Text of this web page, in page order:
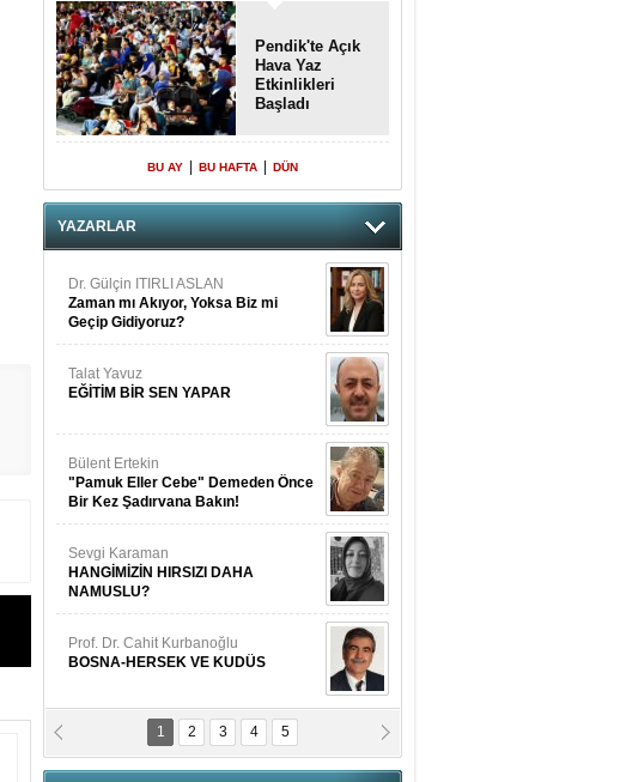
Pendik'te Açık
Hava Yaz
Etkinlikleri
Başladı
BU AY BU HAFTA DÜN
YAZARLAR
Dr. Gülçin ITIRLI ASLAN
Zaman mı Akıyor, Yoksa Biz mi
Geçip Gidiyoruz?
Talat Yavuz
EĞİTİM BİR SEN YAPAR
Bülent Ertekin
"Pamuk Eller Cebe" Demeden Önce
Bir Kez Şadırvana Bakın!
Sevgi Karaman
HANGİMİZİN HIRSIZI DAHA
NAMUSLU?
Prof. Dr. Cahit Kurbanoğlu
BOSNA-HERSEK VE KUDÜS
Fatma Saçak Akbulut
1 2 3 4 5